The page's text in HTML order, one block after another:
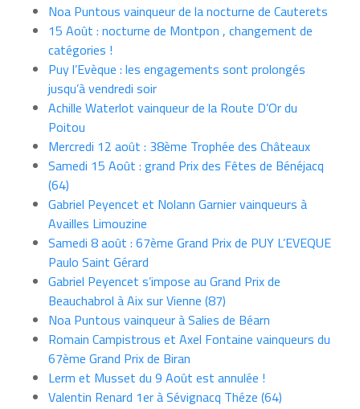
Noa Puntous vainqueur de la nocturne de Cauterets
15 Août : nocturne de Montpon , changement de
catégories !
Puy l’Evèque : les engagements sont prolongés
jusqu’à vendredi soir
Achille Waterlot vainqueur de la Route D’Or du
Poitou
Mercredi 12 août : 38ème Trophée des Châteaux
Samedi 15 Août : grand Prix des Fêtes de Bénéjacq
(64)
Gabriel Peyencet et Nolann Garnier vainqueurs à
Availles Limouzine
Samedi 8 août : 67ème Grand Prix de PUY L’EVEQUE
Paulo Saint Gérard
Gabriel Peyencet s’impose au Grand Prix de
Beauchabrol à Aix sur Vienne (87)
Noa Puntous vainqueur à Salies de Béarn
Romain Campistrous et Axel Fontaine vainqueurs du
67ème Grand Prix de Biran
Lerm et Musset du 9 Août est annulée !
Valentin Renard 1er à Sévignacq Théze (64)